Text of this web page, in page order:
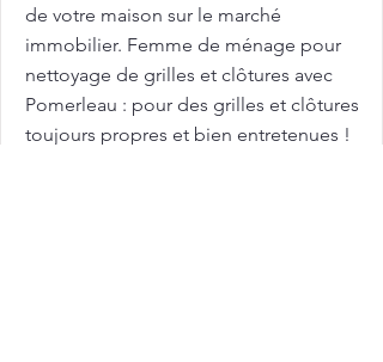
de votre maison sur le marché
immobilier. Femme de ménage pour
nettoyage de grilles et clôtures avec
Pomerleau : pour des grilles et clôtures
toujours propres et bien entretenues !